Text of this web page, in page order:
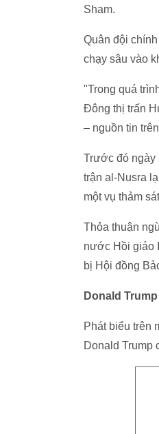
Sham.
Quân đội
chạy sâu vào
"Trong quá
Đông thị trấn
– nguồn tin
Trước đó ngày
trận al-Nusra
một vụ thảm
Thỏa thuận
nước Hồi giáo
bị Hội đồng
Donald
Phát biểu trên
Donald Trump